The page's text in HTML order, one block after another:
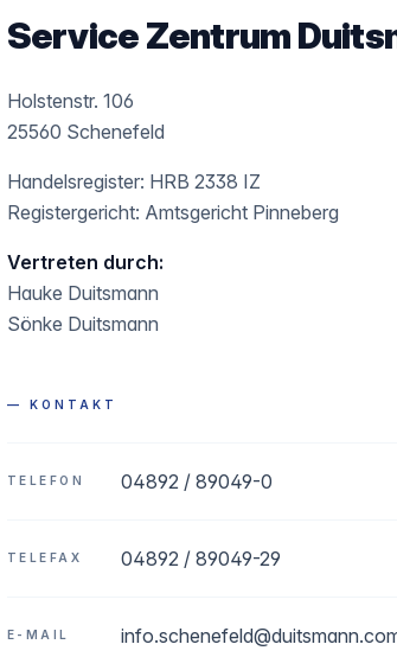
Service Zentrum
Holstenstr. 106
25560 Schenefeld
Handelsregister: HRB 2338 IZ
Registergericht: Amtsgericht Pinneberg
Vertreten durch:
Hauke Duitsmann
Sönke Duitsmann
— KONTAKT
TELEFON 04892 / 89049-0
TELEFAX 04892 / 89049-29
E-MAIL